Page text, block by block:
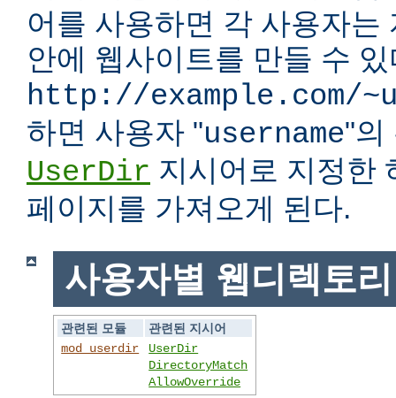
어를 사용하면 각 사용자는
안에 웹사이트를 만들 수
http://example.com/
하면 사용자 "username"의
UserDir 지시어로 지정한
페이지를 가져오게 된다.
사용자별 웹디렉토리
관련된 모듈
관련된 지시어
mod_userdir
UserDir
DirectoryMatch
AllowOverride